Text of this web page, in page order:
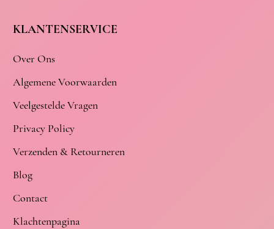
KLANTENSERVICE
Over Ons
Algemene Voorwaarden
Veelgestelde Vragen
Privacy Policy
Verzenden & Retourneren
Blog
Contact
Klachtenpagina